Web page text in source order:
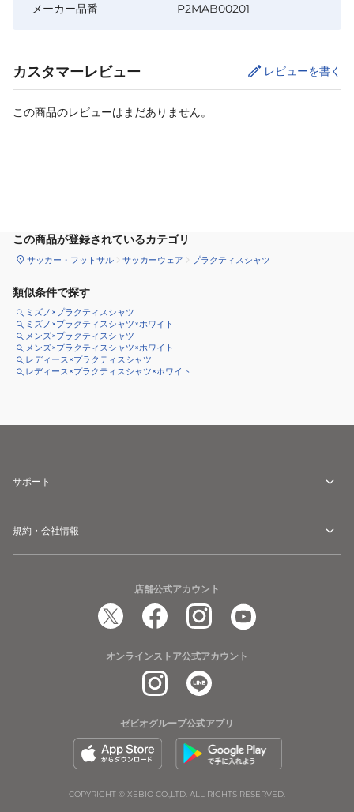
メーカー品番
P2MAB00201
カスタマーレビュー レビューを書く
この商品のレビューはまだありません。
この商品が登録されているカテゴリ
サッカー・フットサル サッカーウェア プラクティスシャツ
類似条件で探す
ミズノ×プラクティスシャツ
ミズノ×プラクティスシャツ×ホワイト
メンズ×プラクティスシャツ
メンズ×プラクティスシャツ×ホワイト
レディース×プラクティスシャツ
レディース×プラクティスシャツ×ホワイト
サポート
規約・会社情報
店舗公式アカウント
オンラインストア公式アカウント
ゼビオグループ公式アプリ
COPYRIGHT © XEBIO CO.,LTD. ALL RIGHTS RESERVED.